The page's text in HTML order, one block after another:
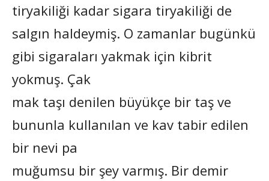
tiryakiliği kadar sigara tiryakiliği de
salgın haldeymiş. O zamanlar bugünkü
gibi sigaraları yakmak için kibrit
yokmuş. Çak
mak taşı denilen büyükçe bir taş ve
bununla kullanılan ve kav tabir edilen
bir nevi pa
muğumsu bir şey varmış. Bir demir